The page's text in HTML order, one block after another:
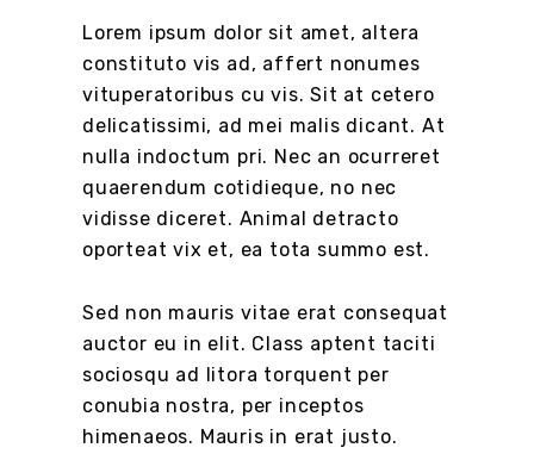
Lorem ipsum dolor sit amet, altera
constituto vis ad, affert nonumes
vituperatoribus cu vis. Sit at cetero
delicatissimi, ad mei malis dicant. At
nulla indoctum pri. Nec an ocurreret
quaerendum cotidieque, no nec
vidisse diceret. Animal detracto
oporteat vix et, ea tota summo est.
Sed non mauris vitae erat consequat
auctor eu in elit. Class aptent taciti
sociosqu ad litora torquent per
conubia nostra, per inceptos
himenaeos. Mauris in erat justo.